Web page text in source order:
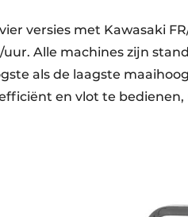
versies met Kawasaki
uur. Alle machines zijn
als de laagste
en vlot te